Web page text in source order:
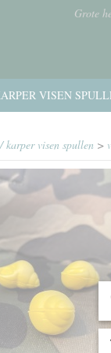
Grote
VISEN
karper visen spullen >